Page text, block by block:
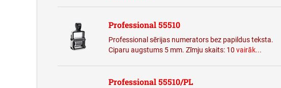
Professional 55510
Professional sērijas numerators bez papildus teksta.
Ciparu augstums 5 mm. Zīmju skaits: 10 vairāk...
Professional 55510/PL